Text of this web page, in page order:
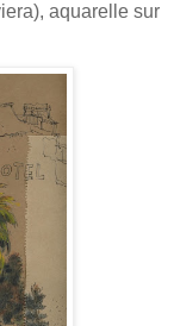
aquarelle sur